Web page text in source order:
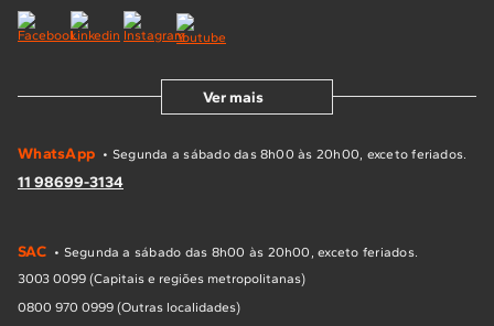
Ver mais
WhatsApp • Segunda a sábado das 8h00 às 20h00, exceto feriados.
11 98699-3134
SAC • Segunda a sábado das 8h00 às 20h00, exceto feriados.
3003 0099 (Capitais e regiões metropolitanas)
0800 970 0999 (Outras localidades)